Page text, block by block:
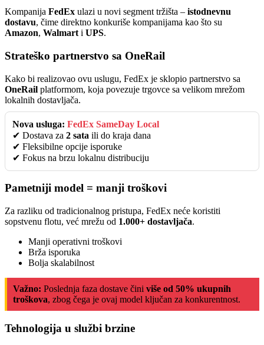
Kompanija FedEx ulazi u novi segment tržišta – istodnevnu
dostavu, čime direktno konkuriše kompanijama kao što su
Amazon, Walmart i UPS.
Strateško partnerstvo sa OneRail
Kako bi realizovao ovu uslugu, FedEx je sklopio partnerstvo sa
OneRail platformom, koja povezuje trgovce sa velikom mrežom
lokalnih dostavljača.
Nova usluga: FedEx SameDay Local
✔ Dostava za 2 sata ili do kraja dana
✔ Fleksibilne opcije isporuke
✔ Fokus na brzu lokalnu distribuciju
Pametniji model = manji troškovi
Za razliku od tradicionalnog pristupa, FedEx neće koristiti
sopstvenu flotu, već mrežu od 1.000+ dostavljača.
Manji operativni troškovi
Brža isporuka
Bolja skalabilnost
Važno: Poslednja faza dostave čini više od 50% ukupnih
troškova, zbog čega je ovaj model ključan za konkurentnost.
Tehnologija u službi brzine